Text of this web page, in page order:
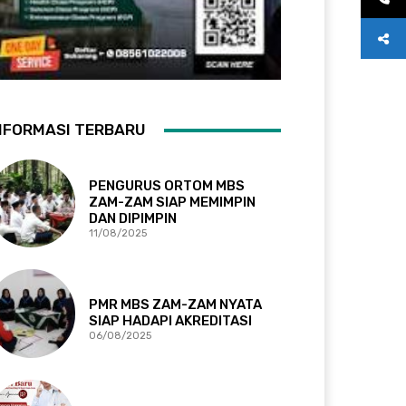
TERBARU
PENGURUS ORTOM MBS
ZAM-ZAM SIAP MEMIMPIN
DAN DIPIMPIN
11/08/2025
PMR MBS ZAM-ZAM NYATA
SIAP HADAPI AKREDITASI
06/08/2025